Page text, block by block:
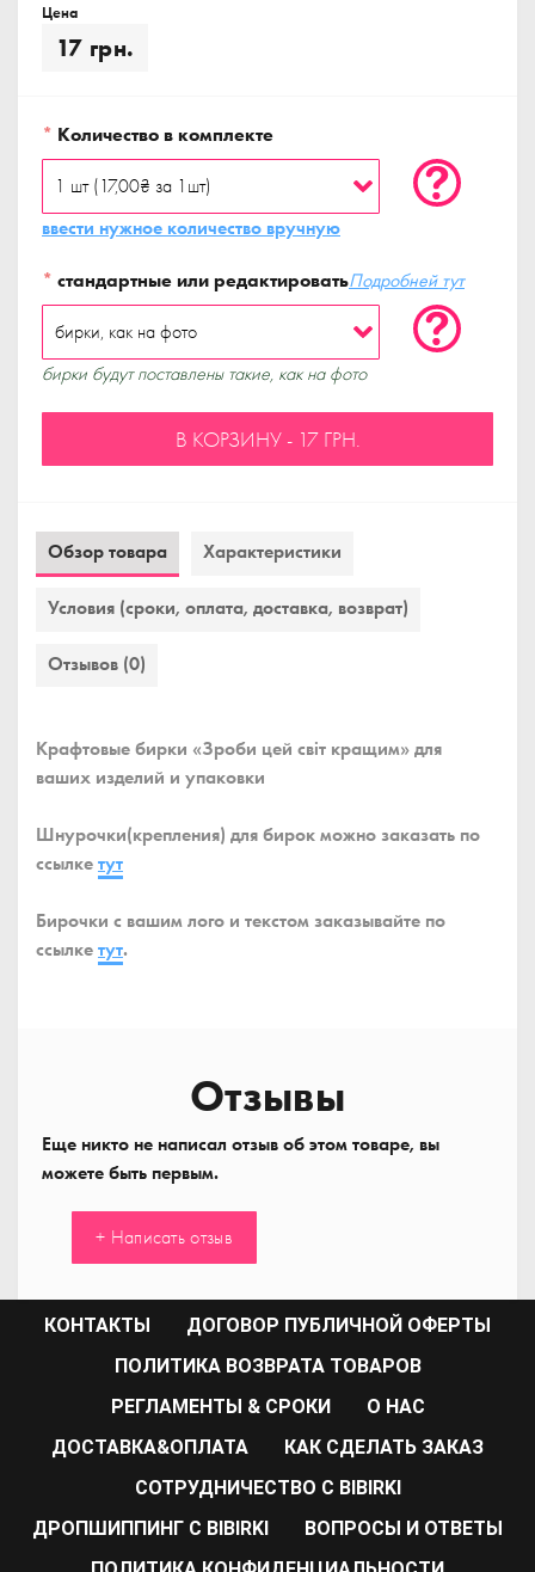
Цена
17 грн.
* Количество в комплекте
ввести нужное количество вручную
* стандартные или редактироватьПодробней тут
бирки будут поставлены такие, как на фото
В КОРЗИНУ - 17 ГРН.
Обзор товара Характеристики
Условия (сроки, оплата, доставка, возврат)
Отзывов (0)
Крафтовые бирки «Зроби цей світ кращим» для
ваших изделий и упаковки
Шнурочки(крепления) для бирок можно заказать по
ссылкетут
Бирочки с вашим лого и текстом заказывайте по
ссылкетут.
Отзывы
Еще никто не написал отзыв об этом товаре, вы
можете быть первым.
+ Написать отзыв
КОНТАКТЫ
ДОГОВОР ПУБЛИЧНОЙ ОФЕРТЫ
ПОЛИТИКА ВОЗВРАТА ТОВАРОВ
РЕГЛАМЕНТЫ & СРОКИ
О НАС
ДОСТАВКА&ОПЛАТА
КАК СДЕЛАТЬ ЗАКАЗ
CОТРУДНИЧЕСТВО С BIBIRKI
ДРОПШИППИНГ С BIBIRKI
ВОПРОСЫ И ОТВЕТЫ